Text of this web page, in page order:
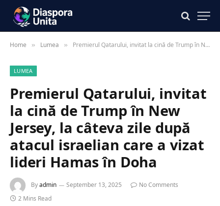
Home » Lumea » Premierul Qatarului, invitat la cină de Trump în New Jersey, la câteva zile după atacul israelian care a vizat lideri Hamas în Doha
LUMEA
Premierul Qatarului, invitat
la cină de Trump în New
Jersey, la câteva zile după
atacul israelian care a vizat
lideri Hamas în Doha
Byadmin September 13, 2025
No Comments
2 Mins Read